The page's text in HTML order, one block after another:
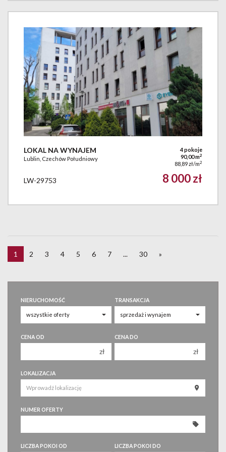
LOKAL NA WYNAJEM
Lublin, Czechów Południowy
4 pokoje
90,00 m2
88,89 zł/m2
LW-29753 8 000 zł
1 2 3 4 5 6 7 ... 30 »
NIERUCHOMOŚĆ TRANSAKCJA
CENA OD
zł
200 000 zł
250 000 zł
300 000 zł
CENA DO
zł
200 000 zł
250 000 zł
LOKALIZACJA
NUMER OFERTY
LICZBA POKOI OD LICZBA POKOI DO